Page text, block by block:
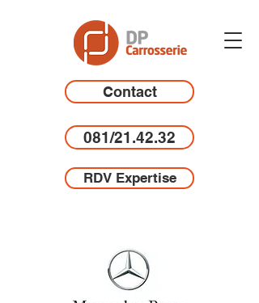
Contact
081/21.42.32
RDV Expertise